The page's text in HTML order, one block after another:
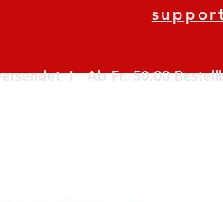
78
I   Ab Fr. 50.00